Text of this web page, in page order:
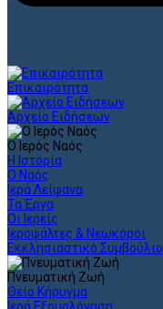
Επικαιρότητα
Αρχείο Ειδήσεων
Ο Ιερός Ναός
Η Ιστορία
Ο Ναός
Ιερά Λείψανα
Τα Έργα
Οι Ιερείς
Ιεροψάλτες & Νεωκόροι
Εκκλησιαστικό Συμβούλιο
Πνευματική Ζωή
Θείο Κήρυγμα